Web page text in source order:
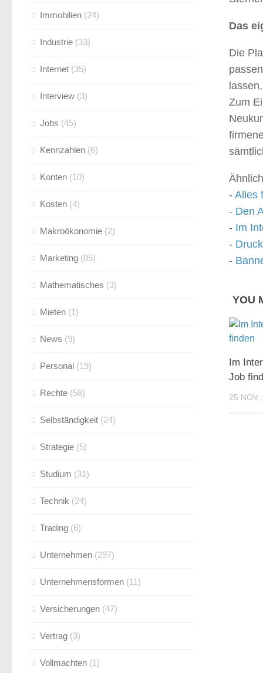
Das
Die
Zum
- Alles
- Den
- Im
-
-
YOU
Im
Job
25
Immobilien (24)
Industrie (33)
Internet (35)
Interview (3)
Jobs (45)
Kennzahlen (6)
Konten (10)
Kosten (4)
Makroökonomie (2)
Marketing (85)
Mathematisches (3)
Mieten (1)
News (9)
Personal (19)
Rechte (58)
Selbständigkeit (24)
Strategie (5)
Studium (31)
Technik (24)
Trading (6)
Unternehmen (297)
Unternehmensformen (11)
Versicherungen (47)
Vertrag (3)
Vollmachten (1)